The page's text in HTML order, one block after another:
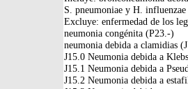
S. pneumoniae y H. influenzae
Excluye: enfermedad de los
neumonia congénita (P23.-)
neumonia debida a clamidias
J15.0 Neumonia debida a
J15.1 Neumonia debida a
J15.2 Neumonia debida a